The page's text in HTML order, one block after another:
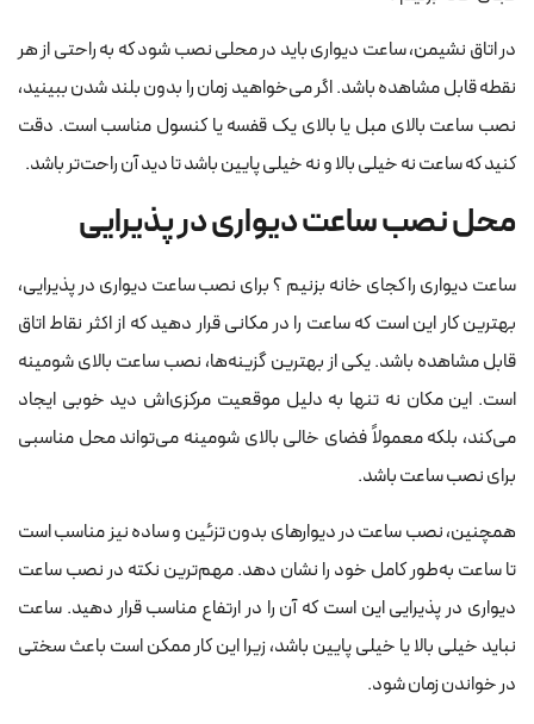
در اتاق نشیمن، ساعت دیواری باید در محلی نصب شود که به راحتی از هر
نقطه قابل مشاهده باشد. اگر می‌خواهید زمان را بدون بلند شدن ببینید،
نصب ساعت بالای مبل یا بالای یک قفسه یا کنسول مناسب است. دقت
کنید که ساعت نه خیلی بالا و نه خیلی پایین باشد تا دید آن راحت‌تر باشد.
محل نصب ساعت دیواری در پذیرایی
ساعت دیواری را کجای خانه بزنیم ؟ برای نصب ساعت دیواری در پذیرایی،
بهترین کار این است که ساعت را در مکانی قرار دهید که از اکثر نقاط اتاق
قابل مشاهده باشد. یکی از بهترین گزینه‌ها، نصب ساعت بالای شومینه
است. این مکان نه تنها به دلیل موقعیت مرکزی‌اش دید خوبی ایجاد
می‌کند، بلکه معمولاً فضای خالی بالای شومینه می‌تواند محل مناسبی
برای نصب ساعت باشد.
همچنین، نصب ساعت در دیوارهای بدون تزئین و ساده نیز مناسب است
تا ساعت به‌طور کامل خود را نشان دهد. مهم‌ترین نکته در نصب ساعت
دیواری در پذیرایی این است که آن را در ارتفاع مناسب قرار دهید. ساعت
نباید خیلی بالا یا خیلی پایین باشد، زیرا این کار ممکن است باعث سختی
در خواندن زمان شود.